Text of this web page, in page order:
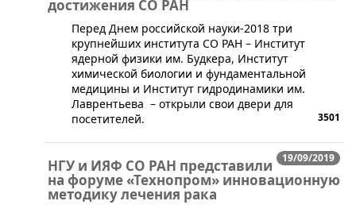
достижения СО РАН
​​Перед Днем российской науки-2018 три
крупнейших института СО РАН – Институт
ядерной физики им. Будкера, Институт
химической биологии и фундаментальной
медицины и Институт гидродинамики им.
Лаврентьева – открыли свои двери для
посетителей.
3501
19/09/2019
НГУ и ИЯФ СО РАН представили
на форуме «Технопром» инновационную
методику лечения рака